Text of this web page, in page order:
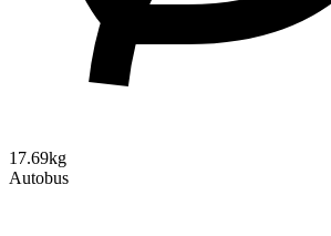
17.69kg
Autobus